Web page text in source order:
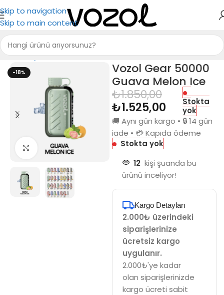
Skip to navigation
Skip to main content
Ana Sayfa Puff Bar
-18%
Büyütmek için tıkla
Vozol Gear 50000
Guava Melon Ice
₺1.850,00
₺1.525,00
Stokta
yok
🚚 Aynı gün kargo • 🔒 14 gün
iade • 💳 Kapıda ödeme
Stokta yok
12 kişi şuanda bu
ürünü inceliyor!
Kargo Detayları
2.000₺ üzerindeki
siparişlerinize
ücretsiz kargo
uygulanır.
2.000₺'ye kadar
olan siparişlerinizde
kargo ücreti sabit